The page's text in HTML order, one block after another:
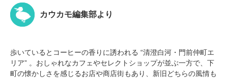
カウカモ編集部より
歩いているとコーヒーの香りに誘われる “清澄白河・門前仲町エ
リア” 。おしゃれなカフェやセレクトショップが並ぶ一方で、下
町の懐かしさを感じるお店や商店街もあり、新旧どちらの風情も